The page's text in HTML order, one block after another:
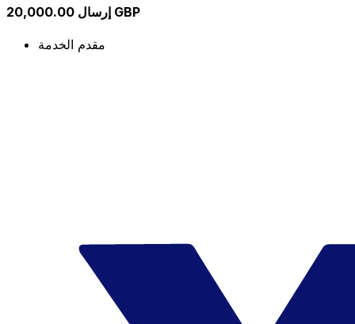
إرسال 20,000.00 GBP
مقدم الخدمة